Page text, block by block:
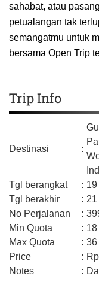
sahabat, atau
petualangan tak
semangatmu untuk
bersama Open Trip
Trip Info
Destinasi :
Tgl berangkat
:
Tgl berakhir
:
No Perjalanan
:
Min Quota
: 18
Max Quota
: 36
Price
:
Notes
: